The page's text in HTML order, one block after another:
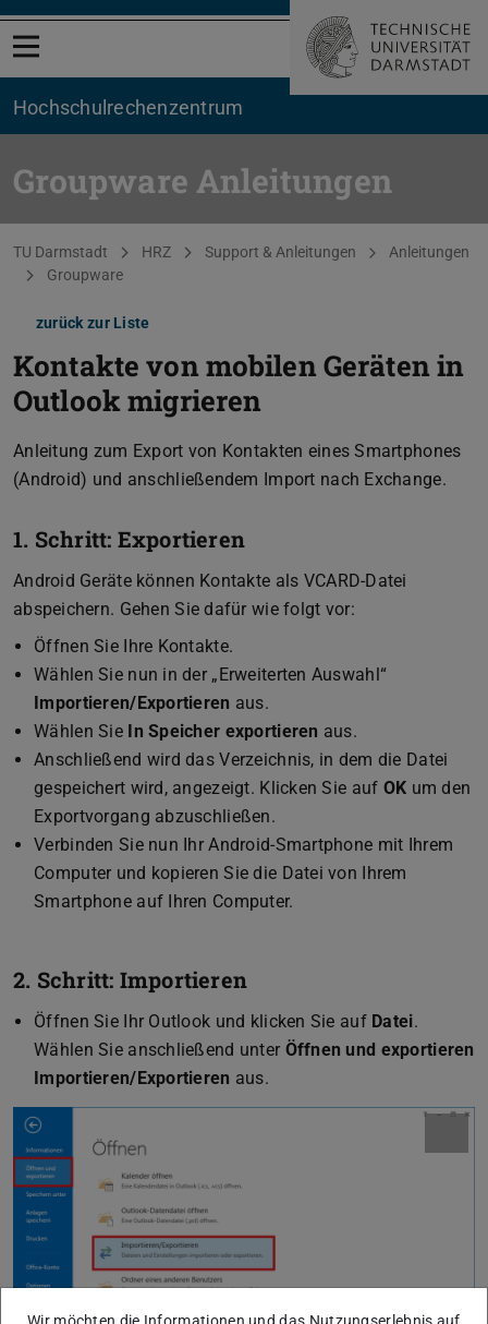
Menü öffnen
Hochschul­rechenzentrum
Groupware Anleitungen
Sie befinden sich hier:
TU Darmstadt HRZ Support & Anleitungen
Anleitungen
Groupware
zurück zur Liste
Kontakte von mobilen Geräten in
Outlook migrieren
Anleitung zum Export von Kontakten eines Smartphones
(Android) und anschließendem Import nach Exchange.
1. Schritt: Exportieren
Android Geräte können Kontakte als VCARD-Datei
abspeichern. Gehen Sie dafür wie folgt vor:
Öffnen Sie Ihre Kontakte.
Wählen Sie nun in der „Erweiterten Auswahl“
Importieren/Exportieren aus.
Wählen Sie In Speicher exportieren aus.
Anschließend wird das Verzeichnis, in dem die Datei
gespeichert wird, angezeigt. Klicken Sie auf OK um den
Exportvorgang abzuschließen.
Verbinden Sie nun Ihr Android-Smartphone mit Ihrem
Computer und kopieren Sie die Datei von Ihrem
Smartphone auf Ihren Computer.
2. Schritt: Importieren
Öffnen Sie Ihr Outlook und klicken Sie auf Datei.
Wählen Sie anschließend unter Öffnen und exportieren
Importieren/Exportieren aus.